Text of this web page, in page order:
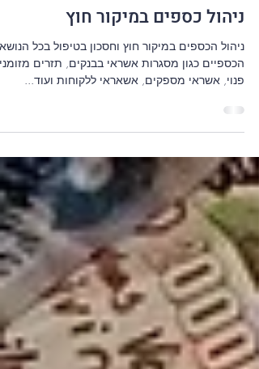
Guy Mamo
זמן קריאה 1 דקות
ניהול כספים במיקור חוץ
ניהול הכספים במיקור חוץ וחסכון בטיפול בכל
הכספיים כגון מסגרות אשראי בבנקים, תזרים